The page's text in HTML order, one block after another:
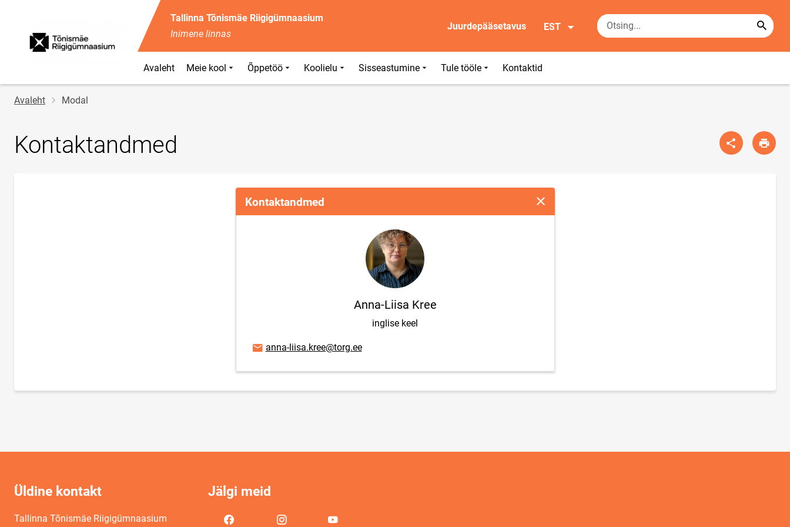
Tallinna Tõnismäe Riigigümnaasium
Inimene linnas
Juurdepääsetavus EST
Avaleht Meie kool Õppetöö Koolielu Sisseastumine Tule tööle Kontaktid
Jälglink
Avaleht Modal
Kontaktandmed
Kontaktandmed Sulge modaalaken
Anna-Liisa Kree
inglise keel
E-posti aadress
anna-liisa.kree@torg.ee
Üldine kontakt
Tallinna Tõnismäe Riigigümnaasium
Jälgi meid